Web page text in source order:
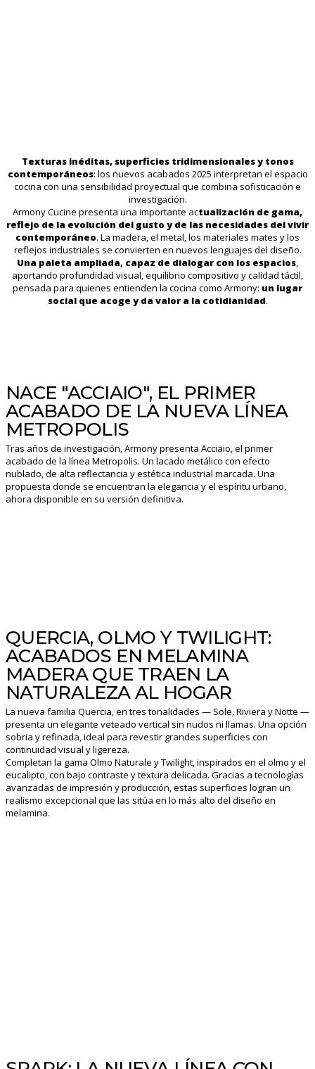
Texturas inéditas, superficies tridimensionales y tonos
contemporáneos: los nuevos acabados 2025 interpretan el espacio
cocina con una sensibilidad proyectual que combina sofisticación e
investigación.
Armony Cucine presenta una importante actualización de gama,
reflejo de la evolución del gusto y de las necesidades del vivir
contemporáneo. La madera, el metal, los materiales mates y los
reflejos industriales se convierten en nuevos lenguajes del diseño.
Una paleta ampliada, capaz de dialogar con los espacios,
aportando profundidad visual, equilibrio compositivo y calidad táctil,
pensada para quienes entienden la cocina como Armony: un lugar
social que acoge y da valor a la cotidianidad.
NACE "ACCIAIO", EL PRIMER
ACABADO DE LA NUEVA LÍNEA
METROPOLIS
Tras años de investigación, Armony presenta Acciaio, el primer
acabado de la línea Metropolis. Un lacado metálico con efecto
nublado, de alta reflectancia y estética industrial marcada. Una
propuesta donde se encuentran la elegancia y el espíritu urbano,
ahora disponible en su versión definitiva.
QUERCIA, OLMO Y TWILIGHT:
ACABADOS EN MELAMINA
MADERA QUE TRAEN LA
NATURALEZA AL HOGAR
La nueva familia Quercia, en tres tonalidades — Sole, Riviera y Notte —
presenta un elegante veteado vertical sin nudos ni llamas. Una opción
sobria y refinada, ideal para revestir grandes superficies con
continuidad visual y ligereza.
Completan la gama Olmo Naturale y Twilight, inspirados en el olmo y el
eucalipto, con bajo contraste y textura delicada. Gracias a tecnologías
avanzadas de impresión y producción, estas superficies logran un
realismo excepcional que las sitúa en lo más alto del diseño en
melamina.